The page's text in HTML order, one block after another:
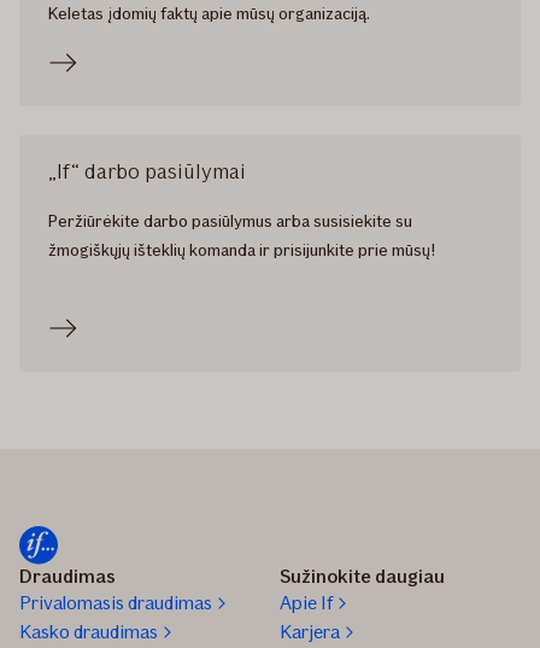
Keletas įdomių faktų apie mūsų organizaciją.
„If“ darbo pasiūlymai
Peržiūrėkite darbo pasiūlymus arba susisiekite su
žmogiškųjų išteklių komanda ir prisijunkite prie mūsų!
Draudimas
Privalomasis draudimas
Kasko draudimas
Sužinokite daugiau
Apie If
Karjera